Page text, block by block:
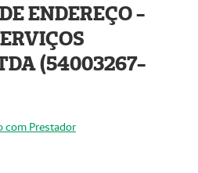
ENDEREÇO -
(54003267-
com Prestador